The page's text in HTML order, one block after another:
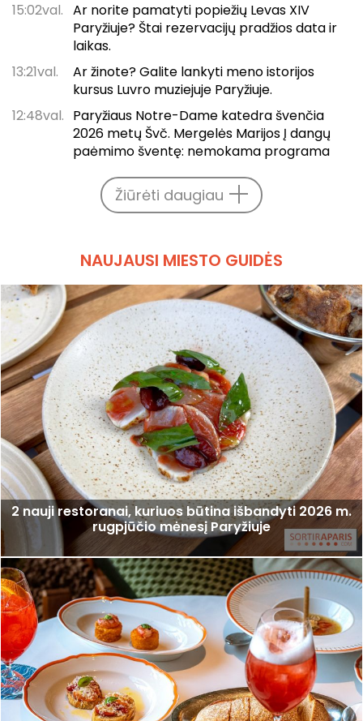
15:02val. Ar norite pamatyti popiežių Levas XIV
Paryžiuje? Štai rezervacijų pradžios data ir
laikas.
13:21val.
Ar žinote? Galite lankyti meno istorijos
kursus Luvro muziejuje Paryžiuje.
12:48val. Paryžiaus Notre-Dame katedra švenčia
2026 metų Švč. Mergelės Marijos Į dangų
paėmimo šventę: nemokama programa
Žiūrėti daugiau
NAUJAUSI MIESTO GUIDĖS
2 nauji restoranai, kuriuos būtina išbandyti 2026 m.
rugpjūčio mėnesį Paryžiuje